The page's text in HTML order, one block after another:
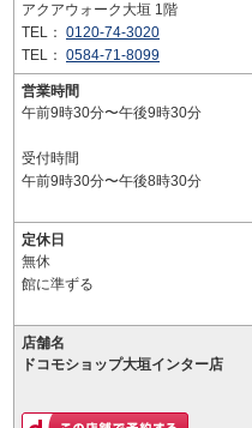
アクアウォーク大垣 1階
TEL： 0120-74-3020
TEL： 0584-71-8099
営業時間
午前9時30分〜午後9時30分
受付時間
午前9時30分〜午後8時30分
定休日
無休
館に準ずる
店舗名
ドコモショップ大垣インター店